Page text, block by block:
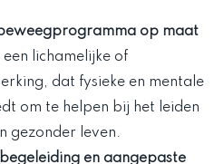
op maat
lichamelijke of
dat fysieke en mentale
om te helpen bij het leiden
gezonder leven.
en aangepaste